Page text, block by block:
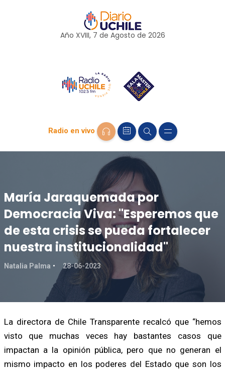
Año XVIII, 7 de Agosto de 2026
Radio en vivo
María Jaraquemada por
Democracia Viva: "Esperemos que
de esta crisis se pueda fortalecer
nuestra institucionalidad"
Natalia Palma 28-06-2023
La directora de Chile Transparente recalcó que “hemos
visto que muchas veces hay bastantes casos que
impactan a la opinión pública, pero que no generan el
mismo impacto en los poderes del Estado que son los